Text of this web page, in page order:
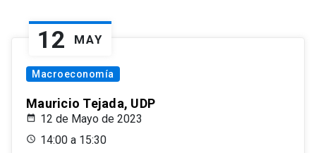
12 MAY
Macroeconomía
Mauricio Tejada, UDP
12 de Mayo de 2023
14:00 a 15:30